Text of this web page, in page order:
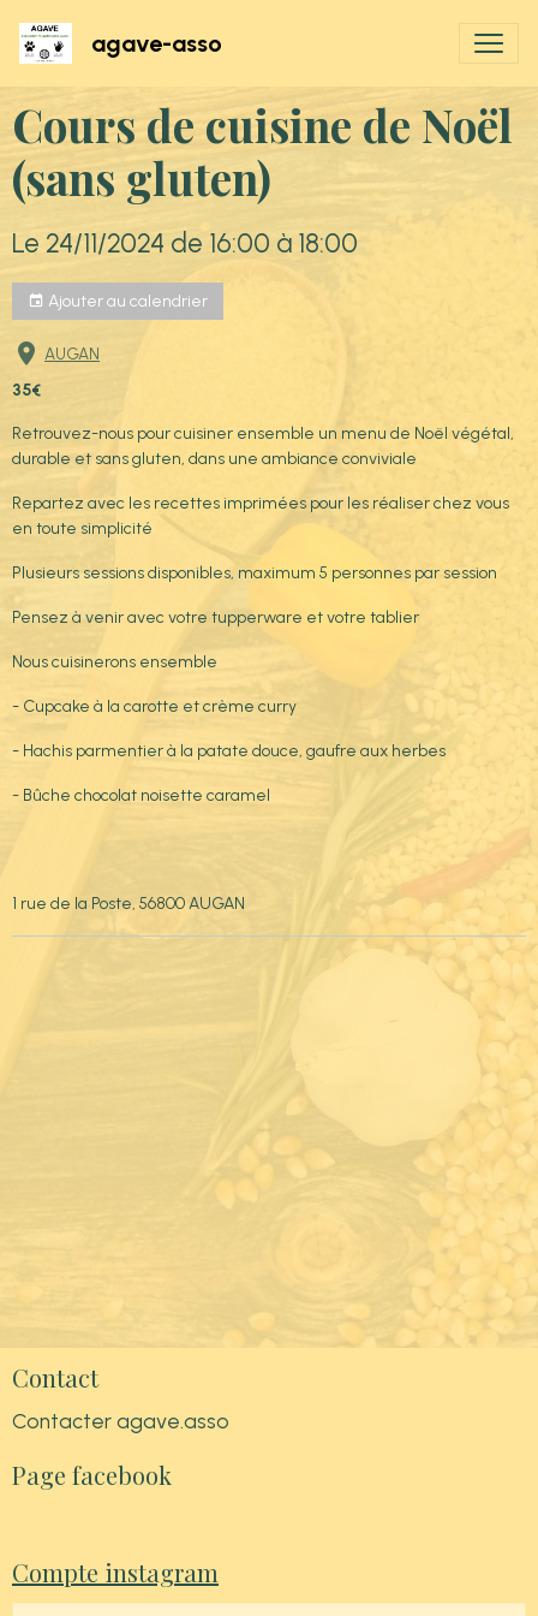
agave-asso
Cours de cuisine de Noël
(sans gluten)
Le 24/11/2024 de 16:00 à 18:00
Ajouter au calendrier
AUGAN
35€
Retrouvez-nous pour cuisiner ensemble un menu de Noël végétal,
durable et sans gluten, dans une ambiance conviviale
Repartez avec les recettes imprimées pour les réaliser chez vous
en toute simplicité
Plusieurs sessions disponibles, maximum 5 personnes par session
Pensez à venir avec votre tupperware et votre tablier
Nous cuisinerons ensemble
- Cupcake à la carotte et crème curry
- Hachis parmentier à la patate douce, gaufre aux herbes
- Bûche chocolat noisette caramel
1 rue de la Poste, 56800 AUGAN
Contact
Contacter agave.asso
Page facebook
Compte instagram